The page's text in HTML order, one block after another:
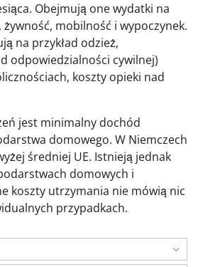
Obejmują one wydatki na
mobilność i wypoczynek.
na przykład odzież,
odpowiedzialności cywilnej)
koszty opieki nad
jest minimalny dochód
domowego. W Niemczech
średniej UE. Istnieją jednak
domowych i
koszty utrzymania nie mówią nic
przypadkach.